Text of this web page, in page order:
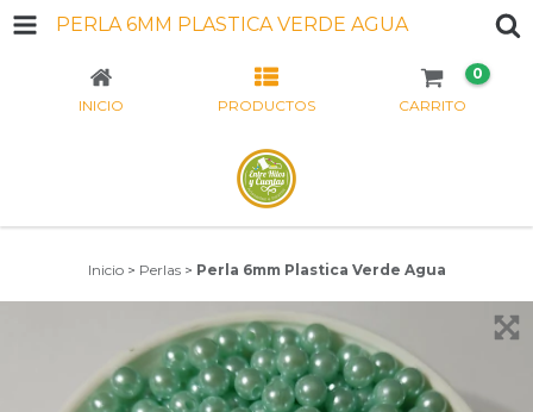
PERLA 6MM PLASTICA VERDE AGUA
INICIO PRODUCTOS CARRITO
0
Inicio > Perlas > Perla 6mm Plastica Verde Agua